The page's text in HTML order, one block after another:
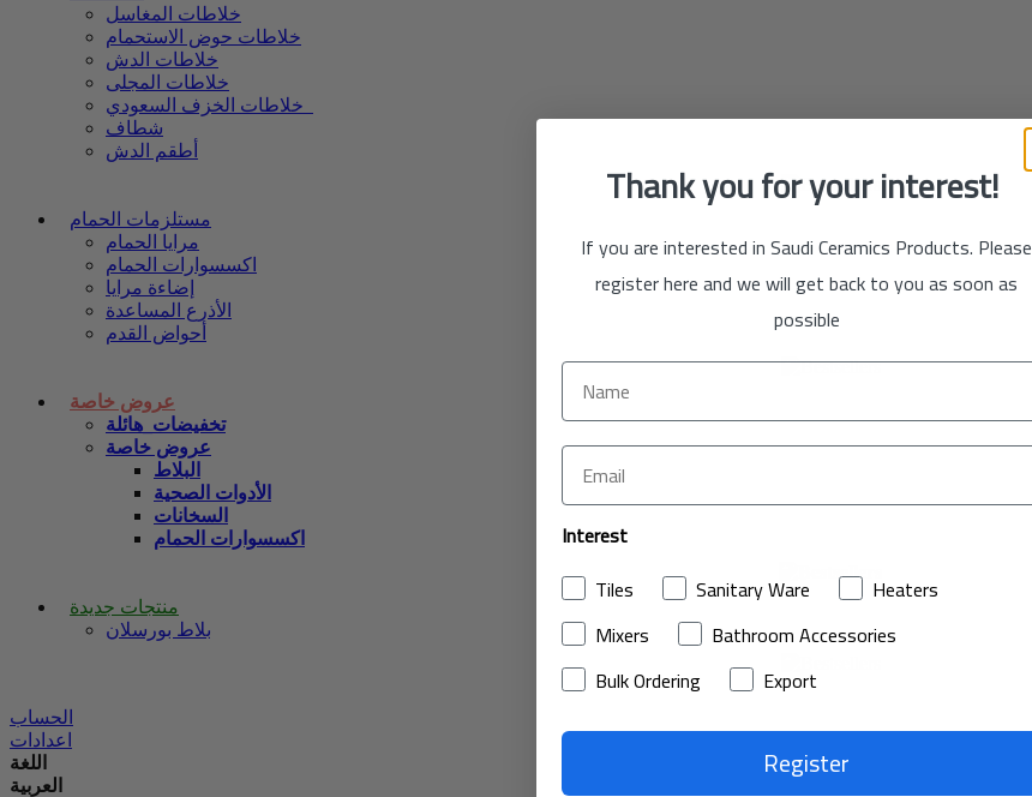
خلاطات المغاسل
خلاطات حوض الاستحمام
خلاطات الدش
خلاطات المجلى
شطاف
أطقم الدش
مستلزمات الحمام
مرايا الحمام
اكسسوارات الحمام
إضاءة مرايا
الأذرع المساعدة
أحواض القدم
تسوق
عروض خاصة
تخفيضات_هائلة
عروض خاصة
البلاط
الأدوات الصحية
السخانات
اكسسوارات الحمام
منتجات جديدة
بلاط بورسلان
الآن
الحساب
اعدادات
اللغة
العربية
Thank you for your interest!
If you are interested in Saudi Ceramics Products. Please
register here and we will get back to you as soon as
possible
Interest
Tiles
Sanitary Ware
Heaters
Mixers
Bathroom Accessories
Bulk Ordering
Export
Register